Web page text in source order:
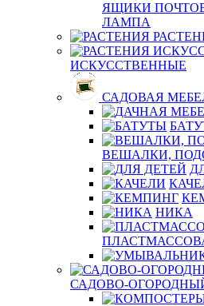
ЯЩИКИ
ЛАМПА
ИСКУССТВЕННЫЕ
САДОВАЯ
ВЕШАЛКИ,
НИКА
САДОВО-